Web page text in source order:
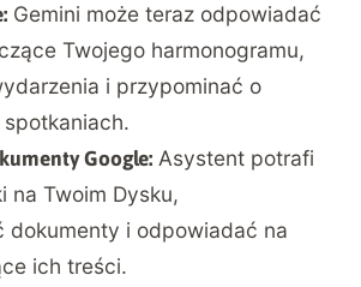
Gemini może teraz odpowiadać
Twojego harmonogramu,
i przypominać o
Google: Asystent potrafi
na Twoim Dysku,
dokumenty i odpowiadać na
ich treści.